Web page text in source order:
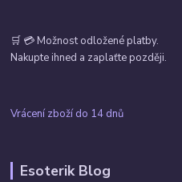
🛒 💳 Možnost odložené platby.
Nakupte ihned a zaplaťte později.
Vrácení zboží do 14 dnů
Esoterik Blog